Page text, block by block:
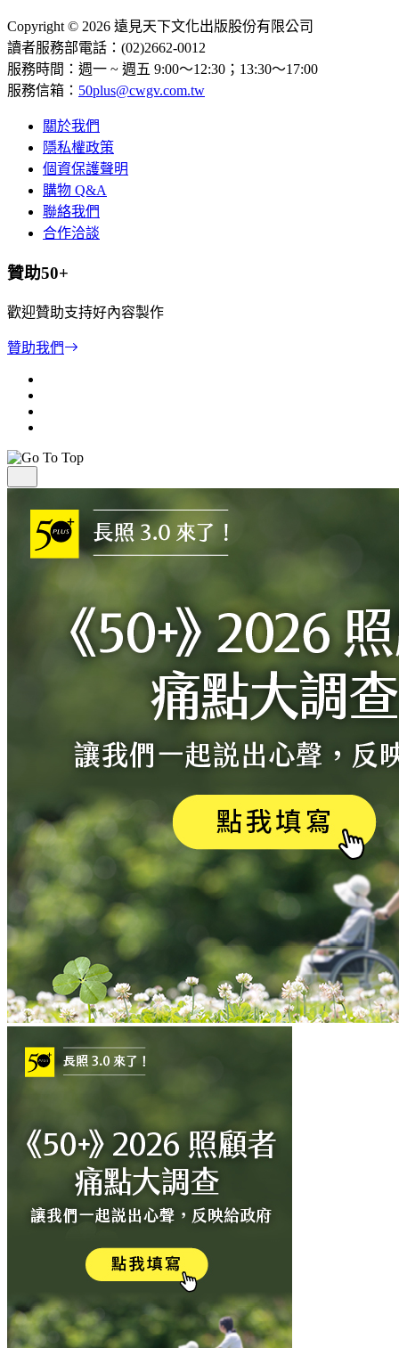
Copyright © 2026 遠見天下文化出版股份有限公司
讀者服務部電話：(02)2662-0012
服務時間：週一 ~ 週五 9:00～12:30；13:30～17:00
服務信箱： 50plus@cwgv.com.tw
關於我們
隱私權政策
個資保護聲明
購物 Q&A
聯絡我們
合作洽談
贊助50+
歡迎贊助支持好內容製作
贊助我們